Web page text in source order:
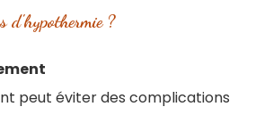
d'hypothermie ?
peut éviter des complications